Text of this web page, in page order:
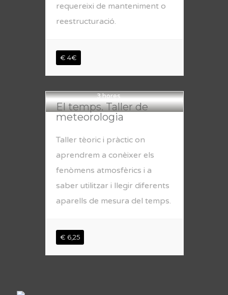
requereixi de manteniment o
reestructuració.
€ 4€
3 hores
El temps. Taller de
meteorologia
Taller tèoric i pràctic on
aprendrem a conèixer els
fenòmens atmosfèrics i a
saber utilitzar i llegir diferents
aparells de mesura del temps.
€ 6,25